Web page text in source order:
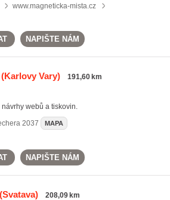
www.magneticka-mista.cz
NAPIŠTE NÁM
Vary) 191,60 km
webů a tiskovin.
2037 MAPA
NAPIŠTE NÁM
208,09 km